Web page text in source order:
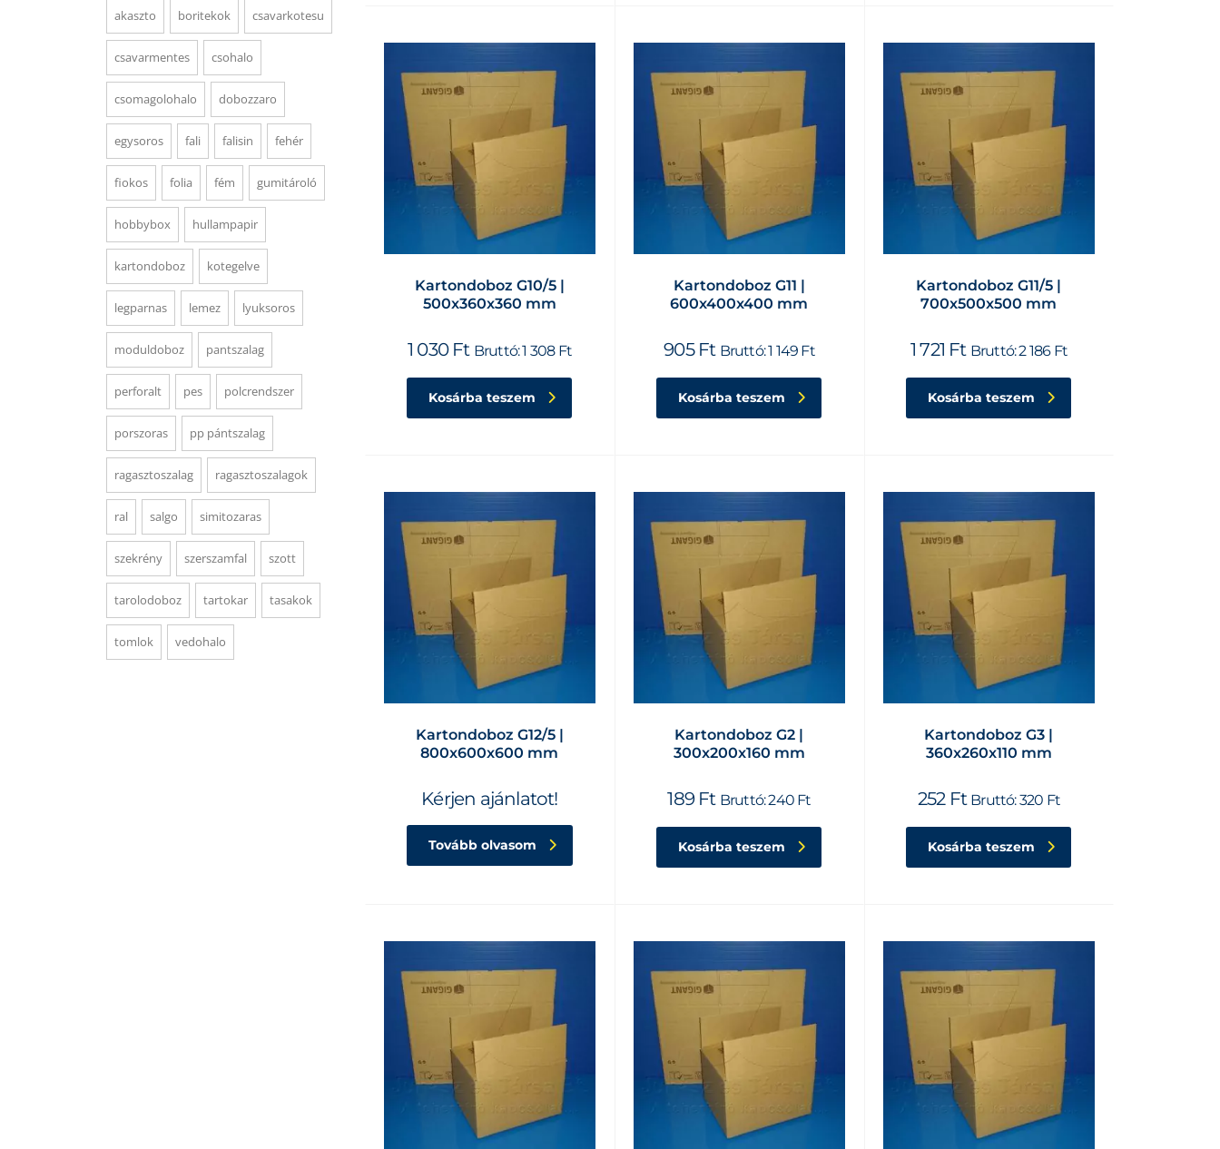
Kartondoboz G10/5 |
500x360x360 mm
1 030 Ft Bruttó:1 308 Ft
Kosárba teszem
Kartondoboz G11 |
600x400x400 mm
905 Ft Bruttó:1 149 Ft
Kosárba teszem
Kartondoboz G11/5 |
700x500x500 mm
1 721 Ft Bruttó:2 186 Ft
Kosárba teszem
Kartondoboz G12/5 |
800x600x600 mm
Kérjen ajánlatot!
Tovább olvasom
Kartondoboz G2 |
300x200x160 mm
189 Ft Bruttó:240 Ft
Kosárba teszem
Kartondoboz G3 |
360x260x110 mm
252 Ft Bruttó:320 Ft
Kosárba teszem
akaszto boritekok csavarkotesu
csavarmentes csohalo
csomagolohalo dobozzaro
egysoros fali falisin fehér
fiokos folia fém gumitároló
hobbybox hullampapir
kartondoboz kotegelve
legparnas lemez lyuksoros
moduldoboz pantszalag
perforalt pes polcrendszer
porszoras pp pántszalag
ragasztoszalag ragasztoszalagok
ral salgo simitozaras
szekrény szerszamfal szott
tarolodoboz tartokar tasakok
tomlok vedohalo